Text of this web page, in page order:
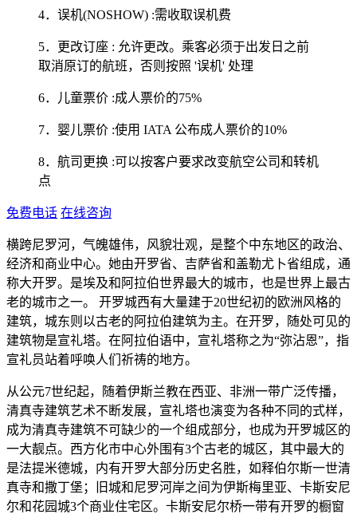
4．误机(NOSHOW) :需收取误机费
5．更改订座 : 允许更改。乘客必须于出发日之前
取消原订的航班，否则按照 '误机' 处理
6．儿童票价 :成人票价的75%
7．婴儿票价 :使用 IATA 公布成人票价的10%
8．航司更换 :可以按客户要求改变航空公司和转机
点
免费电话 在线咨询
横跨尼罗河，气魄雄伟，风貌壮观，是整个中东地区的政治、
经济和商业中心。她由开罗省、吉萨省和盖勒尤卜省组成，通
称大开罗。是埃及和阿拉伯世界最大的城市，也是世界上最古
老的城市之一。 开罗城西有大量建于20世纪初的欧洲风格的
建筑，城东则以古老的阿拉伯建筑为主。在开罗，随处可见的
建筑物是宣礼塔。在阿拉伯语中，宣礼塔称之为“弥沾恩”，指
宣礼员站着呼唤人们祈祷的地方。
从公元7世纪起，随着伊斯兰教在西亚、非洲一带广泛传播，
清真寺建筑艺术不断发展，宣礼塔也演变为各种不同的式样，
成为清真寺建筑不可缺少的一个组成部分，也成为开罗城区的
一大靓点。西方化市中心外围有3个古老的城区，其中最大的
是法提米德城，内有开罗大部分历史名胜，如释伯尔斯一世清
真寺和撒丁堡；旧城和尼罗河岸之间为伊斯梅里亚、卡斯安尼
尔和花园城3个商业住宅区。卡斯安尼尔桥一带有开罗的橱窗